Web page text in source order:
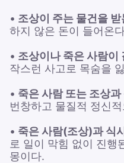
• 조상이 주는 물건을 받
하지 않은 돈이 들어온
• 조상이나 죽은 사람이
작스런 사고로 목숨을
• 죽은 사람 또는 조상
번창하고 물질적 정신
• 죽은 사람(조상)과 식
로 일이 막힘 없이 진행
몽이다.